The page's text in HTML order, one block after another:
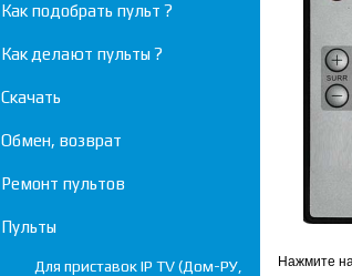
Нажмите
Как подобрать пульт ?
Как делают пульты ?
Скачать
Обмен, возврат
Ремонт пультов
Пульты
Для приставок IP TV (Дом-РУ,